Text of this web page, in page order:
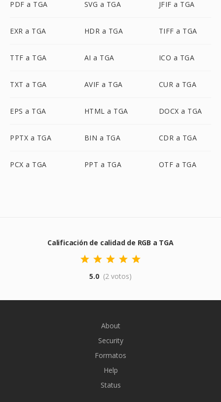
PDF a TGA SVG a TGA JFIF a TGA
EXR a TGA HDR a TGA TIFF a TGA
TTF a TGA AI a TGA ICO a TGA
TXT a TGA AVIF a TGA CUR a TGA
EPS a TGA HTML a TGA DOCX a TGA
PPTX a TGA BIN a TGA CDR a TGA
PCX a TGA PPT a TGA OTF a TGA
Calificación de calidad de RGB a TGA
5.0 (2 votos)
About
Security
Formatos
Help
Status